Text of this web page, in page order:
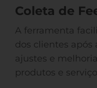
Coleta de
A ferramenta
dos clientes
ajustes e
produtos e